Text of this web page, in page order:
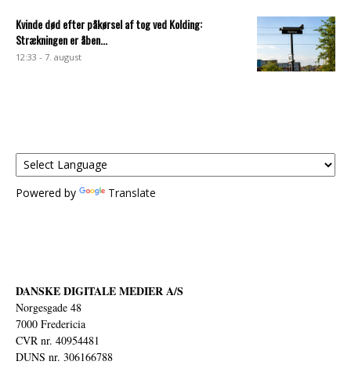
Kvinde død efter påkørsel af tog ved Kolding:
Strækningen er åben...
12:33 - 7. august
Powered by Translate
DANSKE DIGITALE MEDIER A/S
Norgesgade 48
7000 Fredericia
CVR nr. 40954481
DUNS nr. 306166788